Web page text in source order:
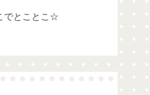
でとことこ☆